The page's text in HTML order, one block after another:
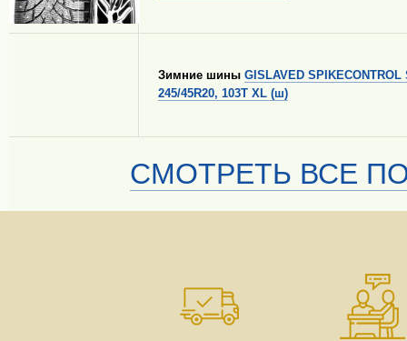
Зимние шины GISLAVED SPIKECONTROL
245/45R20, 103T XL (ш)
СМОТРЕТЬ ВСЕ